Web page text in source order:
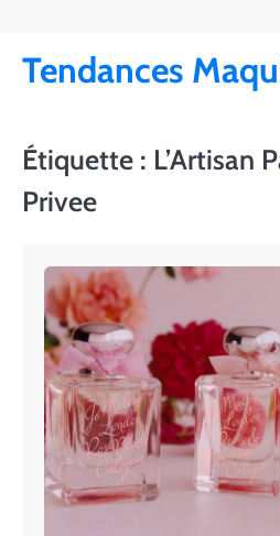
content
Tendances
Étiquette : L’Artisan
Privee